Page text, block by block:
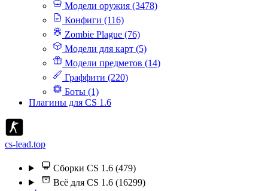
Модели оружия (3478)
Конфиги (116)
Zombie Plague (76)
Модели для карт (5)
Модели предметов (14)
Граффити (220)
Боты (1)
Плагины для CS 1.6
cs-lead.top
Сборки CS 1.6 (479)
Всё для CS 1.6 (16299)